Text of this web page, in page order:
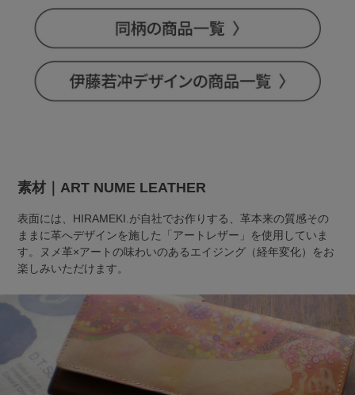
素材｜ART NUME LEATHER
表面には、HIRAMEKI.が自社でお作りする、革本来の質感その
ままに革へデザインを施した「アートレザー」を使用していま
す。ヌメ革×アートの味わいのあるエイジング（経年変化）をお
楽しみいただけます。